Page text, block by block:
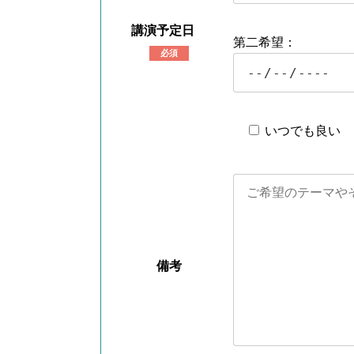
講演予定日
必須
第二希望：
いつでも良い
備考